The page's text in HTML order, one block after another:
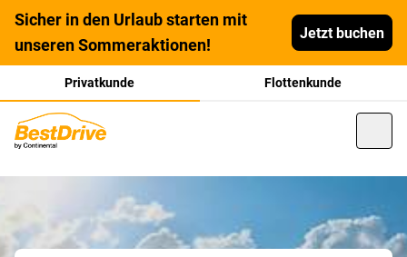
Sicher in den Urlaub starten mit
unseren Sommeraktionen!
Jetzt buchen
Privatkunde Flottenkunde